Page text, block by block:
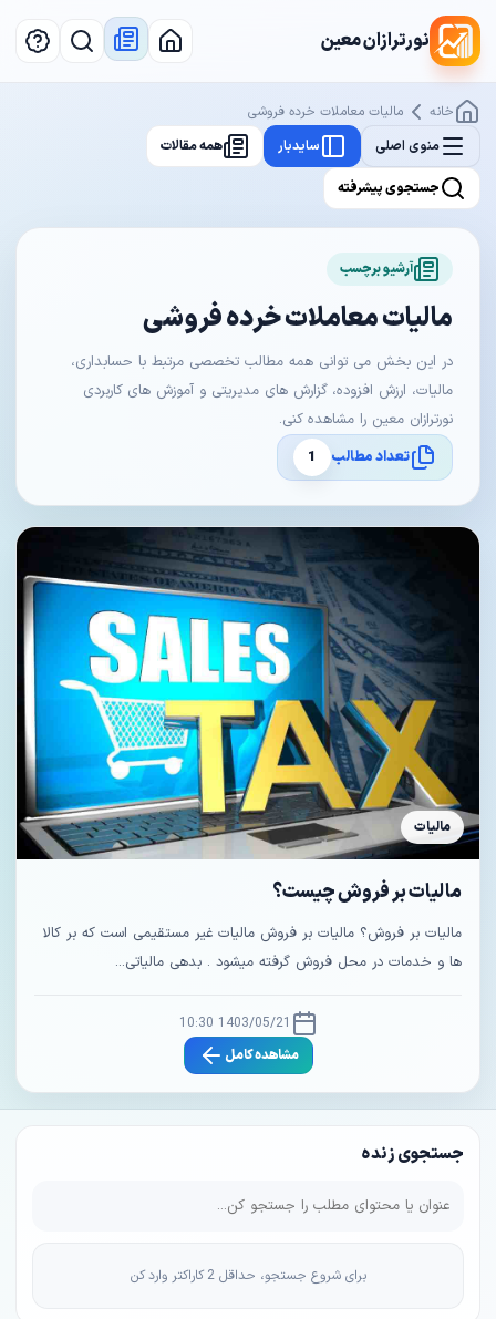
نورترازان معین
جستجوی زنده
برای شروع جستجو، حداقل 2 کاراکتر وارد کن
خانه
مالیات معاملات خرده فروشی
منوی اصلی
سایدبار همه مقالات
جستجوی پیشرفته
آرشیو برچسب
مالیات معاملات خرده فروشی
در این بخش می توانی همه مطالب تخصصی مرتبط با حسابداری،
مالیات، ارزش افزوده، گزارش های مدیریتی و آموزش های کاربردی
نورترازان معین را مشاهده کنی.
تعداد مطالب
1
مالیات
مالیات بر فروش چیست؟
مالیات بر فروش؟ مالیات بر فروش مالیات غیر مستقیمی است که بر کالا
ها و خدمات در محل فروش گرفته میشود . بدهی مالیاتی...
1403/05/21 10:30
مشاهده کامل